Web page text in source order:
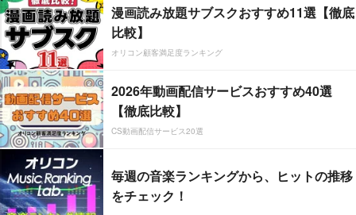
漫画読み放題サブスクおすすめ11選【徹底
比較】
オリコン顧客満足度ランキング
2026年動画配信サービスおすすめ40選
【徹底比較】
CS動画配信サービス20選
毎週の音楽ランキングから、ヒットの推移
をチェック！